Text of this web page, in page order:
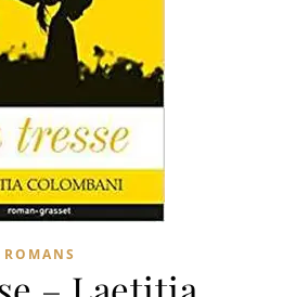
ROMANS